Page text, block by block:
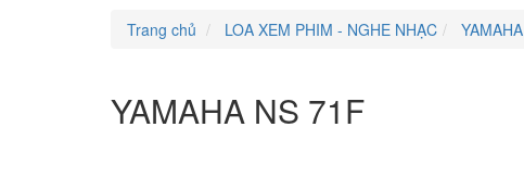
Trang chủ
LOA XEM PHIM - NGHE NHẠC YAMAHA
YAMAHA NS 71F